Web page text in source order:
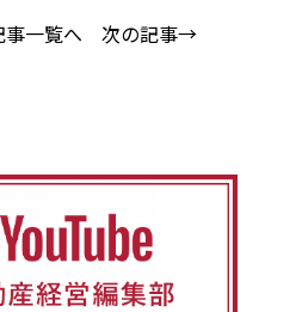
事一覧へ 次の記事→